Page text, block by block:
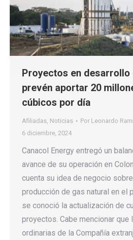
Proyectos en desarrollo
prevén aportar 20
cúbicos por día
Afiliadas, Noticias Por Leonardo
6 diciembre, 2024
Canacol Energy entregó un
avance de su operación en
cuenta su idea de negocio
producción de gas natural en el
se conoció la actualización de
proyectos. Cabe mencionar que
ordinarias de la Compañía